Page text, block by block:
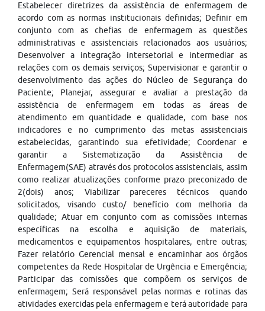
Estabelecer diretrizes da assistência de enfermagem de
acordo com as normas institucionais definidas; Definir em
conjunto com as chefias de enfermagem as questões
administrativas e assistenciais relacionados aos usuários;
Desenvolver a integração intersetorial e intermediar as
relações com os demais serviços; Supervisionar e garantir o
desenvolvimento das ações do Núcleo de Segurança do
Paciente; Planejar, assegurar e avaliar a prestação da
assistência de enfermagem em todas as áreas de
atendimento em quantidade e qualidade, com base nos
indicadores e no cumprimento das metas assistenciais
estabelecidas, garantindo sua efetividade; Coordenar e
garantir a Sistematização da Assistência de
Enfermagem(SAE) através dos protocolos assistenciais, assim
como realizar atualizações conforme prazo preconizado de
2(dois) anos; Viabilizar pareceres técnicos quando
solicitados, visando custo/ benefício com melhoria da
qualidade; Atuar em conjunto com as comissões internas
específicas na escolha e aquisição de materiais,
medicamentos e equipamentos hospitalares, entre outras;
Fazer relatório Gerencial mensal e encaminhar aos órgãos
competentes da Rede Hospitalar de Urgência e Emergência;
Participar das comissões que compõem os serviços de
enfermagem; Será responsável pelas normas e rotinas das
atividades exercidas pela enfermagem e terá autoridade para